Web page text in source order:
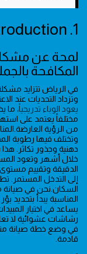
1. Introduction
لمحة عن
المكافحة
في الرياض تتزايد
وتزداد التحديات عند
يعود الوباء تدريجياً، ما
مختلفاً يعتمد على
من الرؤية
وتختلف فيها رطوبة
دهنية وجذور تكاثر.
خلال أشهر وتعود
الدقيقة وتقييم
إلى التدخل المستمر.
المناسبة يبدأ بتحديد
يساعد في اختيار
رشاشات عشوائية لا
في وضع خطة صيانة
قادمة.